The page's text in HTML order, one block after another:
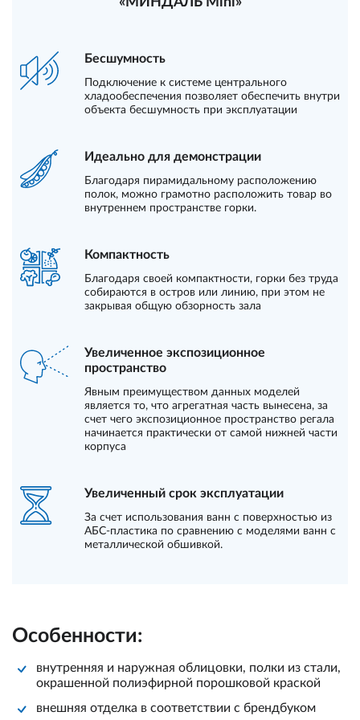
Бесшумность
Подключение к системе центрального
хладообеспечения позволяет обеспечить внутри
объекта бесшумность при эксплуатации
Идеально для демонстрации
Благодаря пирамидальному расположению
полок, можно грамотно расположить товар во
внутреннем пространстве горки.
Компактность
Благодаря своей компактности, горки без труда
собираются в остров или линию, при этом не
закрывая общую обзорность зала
Увеличенное экспозиционное
пространство
Явным преимуществом данных моделей
является то, что агрегатная часть вынесена, за
счет чего экспозиционное пространство регала
начинается практически от самой нижней части
корпуса
Увеличенный срок эксплуатации
За счет использования ванн с поверхностью из
АБС-пластика по сравнению с моделями ванн с
металлической обшивкой.
Особенности:
внутренняя и наружная облицовки, полки из стали,
окрашенной полиэфирной порошковой краской
внешняя отделка в соответствии с брендбуком